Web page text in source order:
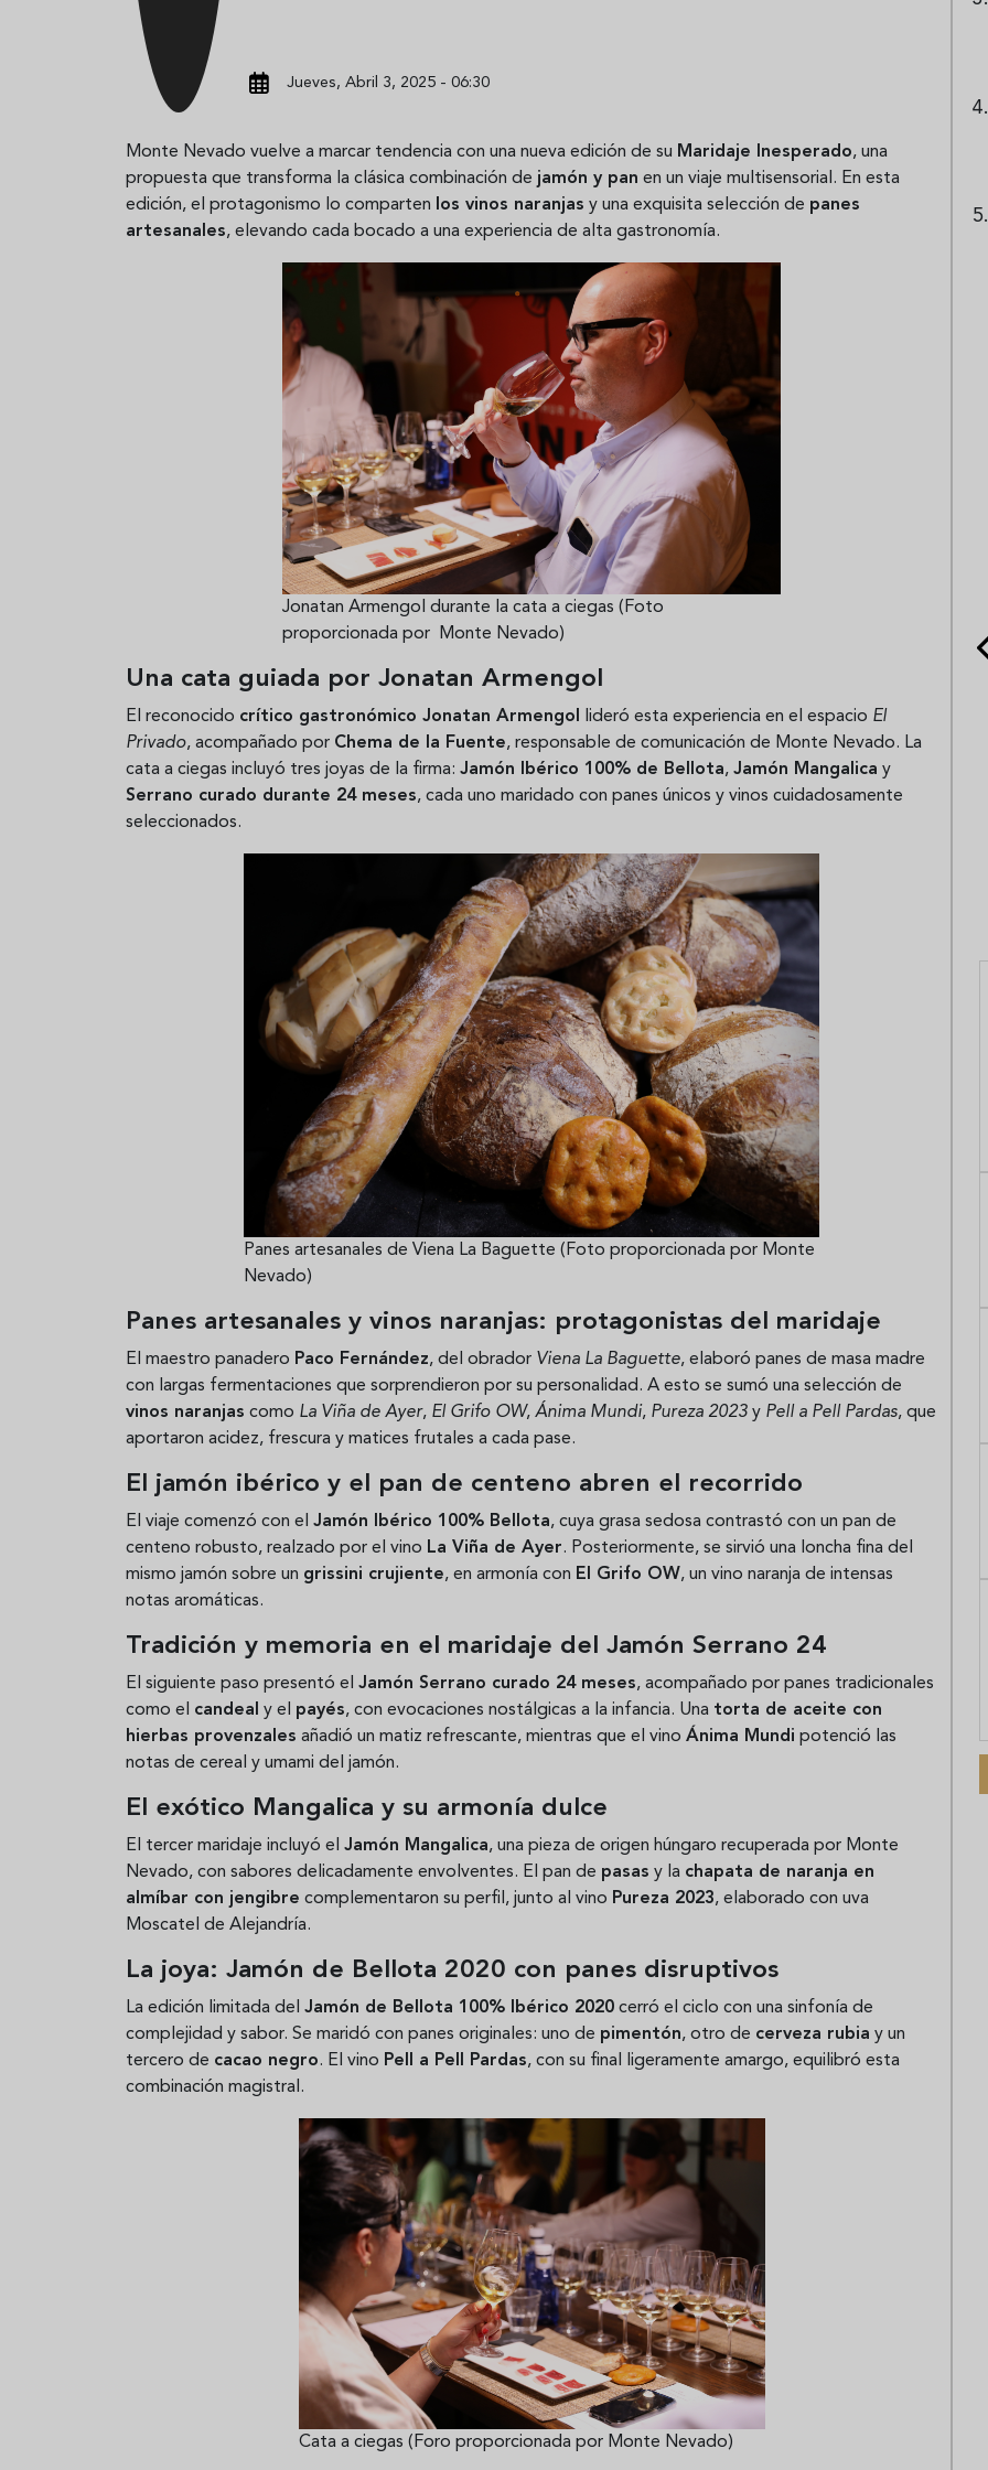
Jueves, Abril 3, 2025 - 06:30
Monte Nevado vuelve a marcar tendencia con una nueva edición de su Maridaje Inesperado, una
propuesta que transforma la clásica combinación de jamón y pan en un viaje multisensorial. En esta
edición, el protagonismo lo comparten
los vinos naranjas y una exquisita selección de panes
artesanales, elevando cada bocado a una experiencia de alta gastronomía.
Jonatan Armengol durante la cata a ciegas (Foto
proporcionada por Monte Nevado)
Una cata guiada por Jonatan Armengol
El reconocido crítico gastronómico Jonatan Armengol lideró esta experiencia en el espacio El
Privado, acompañado por Chema de la Fuente, responsable de comunicación de Monte Nevado. La
cata a ciegas incluyó tres joyas de la firma: Jamón Ibérico 100% de Bellota, Jamón Mangalica y
Serrano curado durante 24 meses, cada uno maridado con panes únicos y vinos cuidadosamente
seleccionados.
Panes artesanales de Viena La Baguette (Foto proporcionada por Monte
Nevado)
Panes artesanales y vinos naranjas: protagonistas del maridaje
El maestro panadero Paco Fernández, del obrador Viena La Baguette, elaboró panes de masa madre
con largas fermentaciones que sorprendieron por su personalidad. A esto se sumó una selección de
vinos naranjas como La Viña de Ayer, El Grifo OW, Ánima Mundi, Pureza 2023 y Pell a Pell Pardas, que
aportaron acidez, frescura y matices frutales a cada pase.
El jamón ibérico y el pan de centeno abren el recorrido
El viaje comenzó con el Jamón Ibérico 100% Bellota, cuya grasa sedosa contrastó con un pan de
centeno robusto, realzado por el vino La Viña de Ayer. Posteriormente, se sirvió una loncha fina del
mismo jamón sobre un grissini crujiente, en armonía con El Grifo OW, un vino naranja de intensas
notas aromáticas.
Tradición y memoria en el maridaje del Jamón Serrano 24
El siguiente paso presentó el Jamón Serrano curado 24 meses, acompañado por panes tradicionales
como el candeal y el payés, con evocaciones nostálgicas a la infancia. Una torta de aceite con
hierbas provenzales añadió un matiz refrescante, mientras que el vino Ánima Mundi potenció las
notas de cereal y umami del jamón.
El exótico Mangalica y su armonía dulce
El tercer maridaje incluyó el Jamón Mangalica, una pieza de origen húngaro recuperada por Monte
Nevado, con sabores delicadamente envolventes. El pan de pasas y la chapata de naranja en
almíbar con jengibre complementaron su perfil, junto al vino Pureza 2023, elaborado con uva
Moscatel de Alejandría.
La joya: Jamón de Bellota 2020 con panes disruptivos
La edición limitada del Jamón de Bellota 100% Ibérico 2020 cerró el ciclo con una sinfonía de
complejidad y sabor. Se maridó con panes originales: uno de pimentón, otro de cerveza rubia y un
tercero de cacao negro. El vino Pell a Pell Pardas, con su final ligeramente amargo, equilibró esta
combinación magistral.
Cata a ciegas (Foro proporcionada por Monte Nevado)